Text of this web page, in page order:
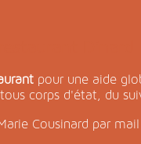
pour une aide
corps d'état, du
Cousinard par